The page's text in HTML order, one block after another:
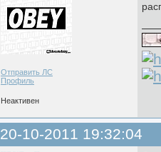
Отправить ЛС
Профиль
Неактивен
20-10-2011 19:32:04